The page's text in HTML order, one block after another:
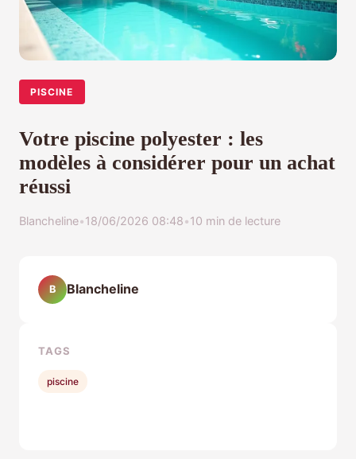
PISCINE
Votre piscine polyester : les
modèles à considérer pour un achat
réussi
Blancheline•18/06/2026 08:48•10 min de lecture
B Blancheline
TAGS
piscine